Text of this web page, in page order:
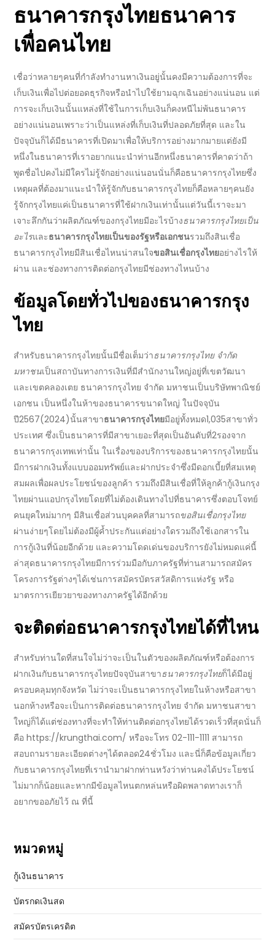
ธนาคารกรุงไทยธนาคาร
เพื่อคนไทย
เชื่อว่าหลายๆคนที่กำลังทำงานหาเงินอยู่นั้นคงมีความต้องการที่จะ
เก็บเงินเพื่อไปต่อยอดธุรกิจหรือนำไปใช้ยามฉุกเฉินอย่างแน่นอน แต่
การจะเก็บเงินนั้นแหล่งที่ใช้ในการเก็บเงินก็คงหนีไม่พ้นธนาคาร
อย่างแน่นอนเพราะว่าเป็นแหล่งที่เก็บเงินที่ปลอดภัยที่สุด และใน
ปัจจุบันก็ได้มีธนาคารที่เปิดมาเพื่อให้บริการอย่างมากมายแต่ยังมี
หนึ่งในธนาคารที่เราอยากแนะนำท่านอีกหนึ่งธนาคารที่คาดว่าถ้า
พูดชื่อไปคงไม่มีใครไม่รู้จักอย่างแน่นอนนั่นก็คือธนาคารกรุงไทยซึ่ง
เหตุผลที่ต้องมาแนะนำให้รู้จักกับธนาคารกรุงไทยก็คือหลายๆคนยัง
รู้จักกรุงไทยแค่เป็นธนาคารที่ใช้ฝากเงินเท่านั้นแต่วันนี้เราจะมา
เจาะลึกกันว่าผลิตภัณฑ์ของกรุงไทยมีอะไรบ้างธนาคารกรุงไทยเป็น
อะไรและธนาคารกรุงไทยเป็นของรัฐหรือเอกชนรวมถึงสินเชื่อ
ธนาคารกรุงไทยมีสินเชื่อไหนน่าสนใจขอสินเชื่อกรุงไทยอย่างไรให้
ผ่าน และช่องทางการติดต่อกรุงไทยมีช่องทางไหนบ้าง
ข้อมูลโดยทั่วไปของธนาคารกรุง
ไทย
สำหรับธนาคารกรุงไทยนั้นมีชื่อเต็มว่าธนาคารกรุงไทย จํากัด
มหาชนเป็นสถาบันทางการเงินที่มีสำนักงานใหญ่อยู่ที่เขตวัฒนา
และเขตคลองเตย ธนาคารกรุงไทย จํากัด มหาชนเป็นบริษัทพาณิชย์
เอกชน เป็นหนึ่งในห้าของธนาคารขนาดใหญ่ ในปัจจุบัน
ปี2567(2024)นั้นสาขาธนาคารกรุงไทยมีอยู่ทั้งหมด1,035สาขาทั่ว
ประเทศ ซึ่งเป็นธนาคารที่มีสาขาเยอะที่สุดเป็นอันดับที่2รองจาก
ธนาคารกรุงเทพเท่านั้น ในเรื่องของบริการของธนาคารกรุงไทยนั้น
มีการฝากเงินทั้งแบบออมทรัพย์และฝากประจำซึ่งมีดอกเบี้ยที่สมเหตุ
สมผลเพื่อผลประโยชน์ของลูกค้า รวมถึงมีสินเชื่อที่ให้ลูกค้ากู้เงินกรุง
ไทยผ่านแอปกรุงไทยโดยที่ไม่ต้องเดินทางไปที่ธนาคารซึ่งตอบโจทย์
คนยุคใหม่มากๆ มีสินเชื่อส่วนบุคคลที่สามารถขอสินเชื่อกรุงไทย
ผ่านง่ายๆโดยไม่ต้องมีผู้ค้ำประกันแต่อย่างใดรวมถึงใช้เอกสารใน
การกู้เงินที่น้อยอีกด้วย และความโดดเด่นของบริการยังไม่หมดแค่นี้
ล่าสุดธนาคารกรุงไทยมีการร่วมมือกับภาครัฐที่ท่านสามารถสมัคร
โครงการรัฐต่างๆได้เช่นการสมัครบัตรสวัสดิการแห่งรัฐ หรือ
มาตรการเยียวยาของทางภาครัฐได้อีกด้วย
จะติดต่อธนาคารกรุงไทยได้ที่ไหน
สำหรับท่านใดที่สนใจไม่ว่าจะเป็นในตัวของผลิตภัณฑ์หรือต้องการ
ฝากเงินกับธนาคารกรุงไทยปัจจุบันสาขาธนาคารกรุงไทยก็ได้มีอยู่
ครอบคลุมทุกจังหวัด ไม่ว่าจะเป็นธนาคารกรุงไทยในห้างหรือสาขา
นอกห้างหรือจะเป็นการติดต่อธนาคารกรุงไทย จํากัด มหาชนสาขา
ใหญ่ก็ได้แต่ช่องทางที่จะทำให้ท่านติดต่อกรุงไทยได้รวดเร็วที่สุดนั่นก็
คือhttps://krungthai.com/ หรือจะโทร 02-111-1111 สามารถ
สอบถามรายละเอียดต่างๆได้ตลอด24ชั่วโมง และนี่ก็คือข้อมูลเกี่ยว
กับธนาคารกรุงไทยที่เรานำมาฝากท่านหวังว่าท่านคงได้ประโยชน์
ไม่มากก็น้อยและหากมีข้อมูลไหนตกหล่นหรือผิดพลาดทางเราก็
อยากขออภัยไว้ ณ ที่นี้
หมวดหมู่
กู้เงินธนาคาร
บัตรกดเงินสด
สมัครบัตรเครดิต